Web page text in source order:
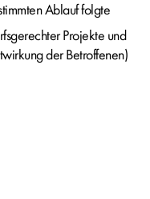
Ablauf folgte
Projekte und
der Betroffenen)